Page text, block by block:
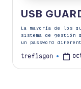
USB
La mayoría de los
sistema de gestión
un password
Publicado
trefisgon